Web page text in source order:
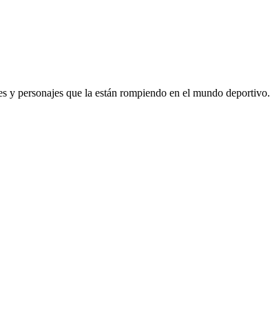
y personajes que la están rompiendo en el mundo deportivo.